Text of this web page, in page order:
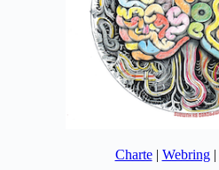
Charte| Webring|